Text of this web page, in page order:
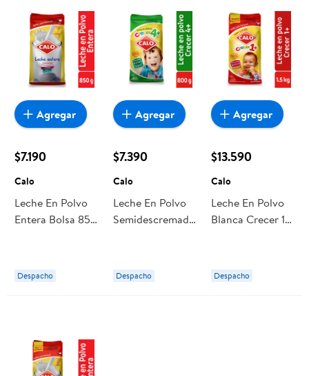
oportunidad sea realmente conveniente para ti y tu familia.
$7.190
Calo
Leche En Polvo
Entera Bolsa 850
Despacho
Agregar
$7.390
Calo
Leche En Polvo
Semidescremada
Despacho
Agregar
$13.590
Calo
Leche En Polvo
Blanca Crecer 1+
Despacho
Agregar